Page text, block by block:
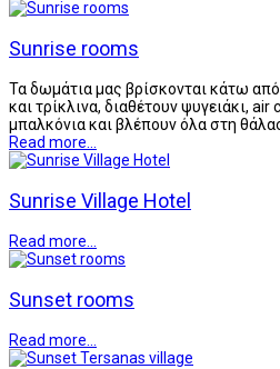
Sunrise rooms
Τα δωμάτια μας βρίσκονται κάτω από
και τρίκλινα, διαθέτουν ψυγειάκι,
μπαλκόνια και βλέπουν όλα στη
Read more...
Sunrise Village Hotel
Read more...
Sunset rooms
Read more...